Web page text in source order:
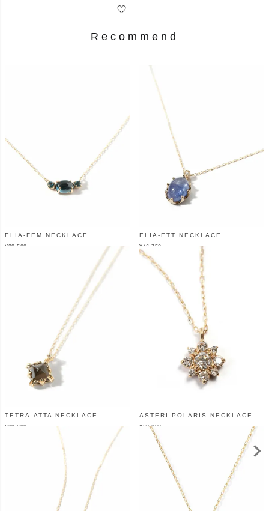
Recommend
ELIA-FEM NECKLACE
¥38,500
ELIA-ETT NECKLACE
¥ 46,750
TETRA-ATTA NECKLACE
¥39,600
ASTERI-POLARIS NECKLACE
¥68,200